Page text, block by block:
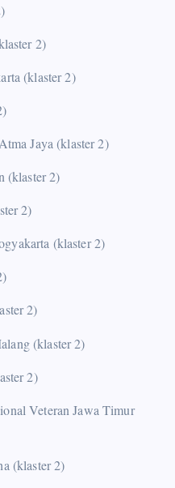
2)
(klaster 2)
Jaya (klaster 2)
(klaster 2)
2)
(klaster 2)
2)
(klaster 2)
2)
Veteran Jawa Timur
(klaster 2)